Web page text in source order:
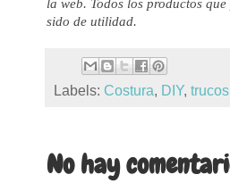
la web. Todos los productos
sido de utilidad.
Labels: Costura, DIY,
No hay